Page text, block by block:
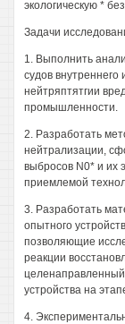
экологическую *
Задачи
1. Выполнить
судов
нейтряптятгии
промышленности.
2. Разработать
нейтрализации,
выбросов N0* и их
приемлемой
3. Разработать
опытного
позволяющие
реакции
устройства на
4.